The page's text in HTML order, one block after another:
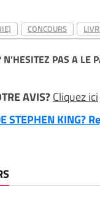
CONCOURS
PAS A LE
AVIS?Cliquez ici
STEPHEN